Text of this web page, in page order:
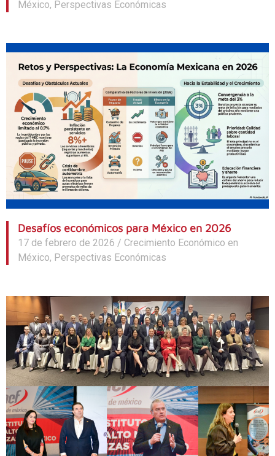
México, Perspectivas Económicas
Desafíos económicos para México en 2026
17 de febrero de 2026 / Crecimiento Económico en
México, Perspectivas Económicas